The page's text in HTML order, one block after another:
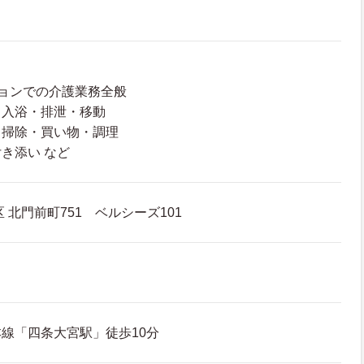
ンでの介護業務全般
浴・排泄・移動
除・買い物・調理
添い など
北門前町751 ベルシーズ101
「四条大宮駅」徒歩10分